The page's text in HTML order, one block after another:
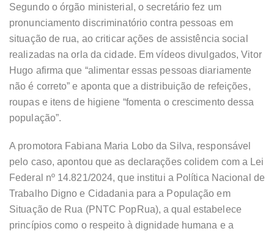
Segundo o órgão ministerial, o secretário fez um
pronunciamento discriminatório contra pessoas em
situação de rua, ao criticar ações de assistência social
realizadas na orla da cidade. Em vídeos divulgados, Vitor
Hugo afirma que “alimentar essas pessoas diariamente
não é correto” e aponta que a distribuição de refeições,
roupas e itens de higiene “fomenta o crescimento dessa
população”.
A promotora Fabiana Maria Lobo da Silva, responsável
pelo caso, apontou que as declarações colidem com a Lei
Federal nº 14.821/2024, que institui a Política Nacional de
Trabalho Digno e Cidadania para a População em
Situação de Rua (PNTC PopRua), a qual estabelece
princípios como o respeito à dignidade humana e a